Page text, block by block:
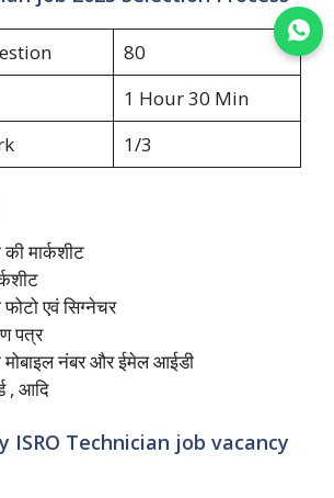
Join WhatsApp
80
1 Hour 30 Min
1/3
की मार्कशीट
फोटो एवं सिग्नेचर
पत्र
मोबाइल नंबर और ईमेल आईडी
, आदि
ISRO Technician job vacancy